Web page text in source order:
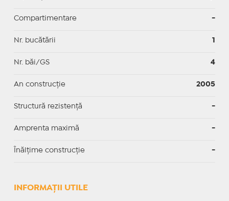
Compartimentare -
Nr. bucătării 1
Nr. băi/GS 4
An construcție 2005
Structură rezistență -
Amprenta maximă -
Înălțime construcție -
INFORMAŢII UTILE